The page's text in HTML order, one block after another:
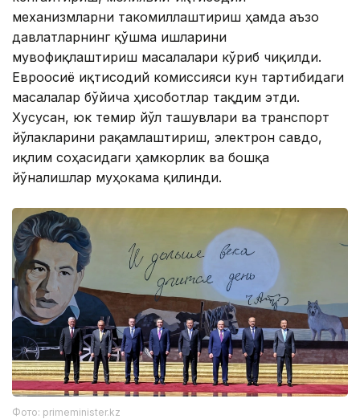
механизмларни такомиллаштириш ҳамда аъзо
давлатларнинг қўшма ишларини
мувофиқлаштириш масалалари кўриб чиқилди.
Евроосиё иқтисодий комиссияси кун тартибидаги
масалалар бўйича ҳисоботлар тақдим этди.
Хусусан, юк темир йўл ташувлари ва транспорт
йўлакларини рақамлаштириш, электрон савдо,
иқлим соҳасидаги ҳамкорлик ва бошқа
йўналишлар муҳокама қилинди.
Фото: primeminister.kz